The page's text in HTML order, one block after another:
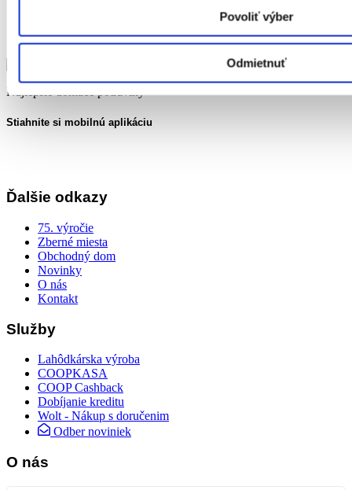
Povoliť výber
Odmietnuť
Najlepšie domáce potraviny
Stiahnite si mobilnú aplikáciu
Ďalšie odkazy
75. výročie
Zberné miesta
Obchodný dom
Novinky
O nás
Kontakt
Služby
Lahôdkárska výroba
COOPKASA
COOP Cashback
Dobíjanie kreditu
Wolt - Nákup s doručenim
Odber noviniek
O nás